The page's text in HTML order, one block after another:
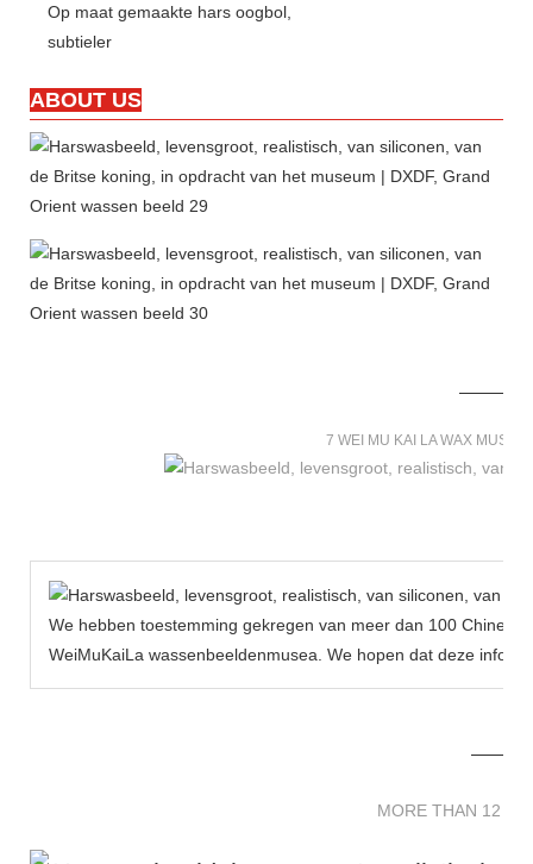
Op maat gemaakte hars oogbol,
subtieler
ABOUT US
7 WEI MU KAI LA WAX
We hebben toestemming gekregen van meer dan 100
WeiMuKaiLa wassenbeeldenmusea. We hopen dat deze
MORE THAN 12